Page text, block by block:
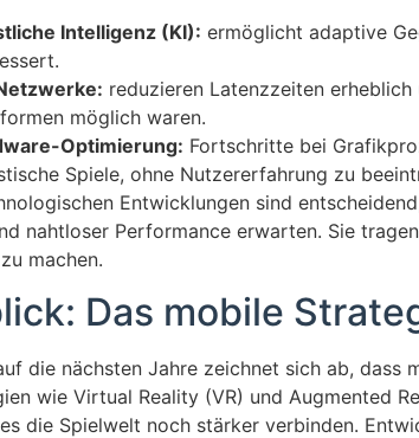
Intelligenz (KI): ermöglicht adaptive
reduzieren Latenzzeiten
möglich waren.
Optimierung: Fortschritte bei
Spiele, ohne Nutzererfahrung zu
Entwicklungen sind
nahtloser Performance erwarten. Sie
machen.
Das mobile
die nächsten Jahre zeichnet sich ab, dass
wie Virtual Reality (VR) und Augmented
die Spielwelt noch stärker verbinden.